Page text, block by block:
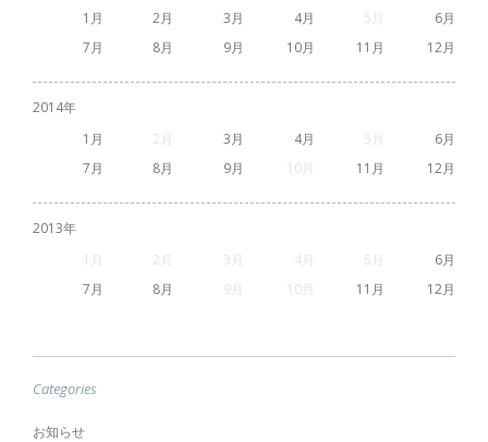
1
2 3 4 5
6
7
8 9 10 11 12
2014
1
2 3 4 5
6
7
8 9 10 11 12
2013
1
2 3 4 5
6
7
8 9 10 11 12
Categories
お知らせ